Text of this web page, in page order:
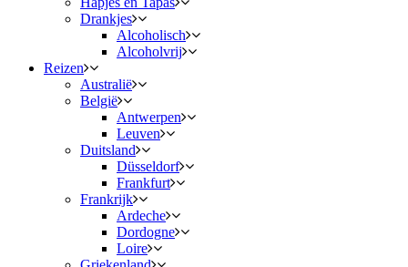
Drankjes
Alcoholisch
Alcoholvrij
Reizen
Australië
België
Antwerpen
Leuven
Duitsland
Düsseldorf
Frankfurt
Frankrijk
Ardeche
Dordogne
Loire